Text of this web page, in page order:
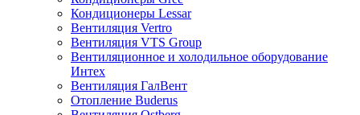
Кондиционеры Lessar
Вентиляция Vertro
Вентиляция VTS Group
Вентиляционное и холодильное оборудование
Интех
Вентиляция ГалВент
Отопление Buderus